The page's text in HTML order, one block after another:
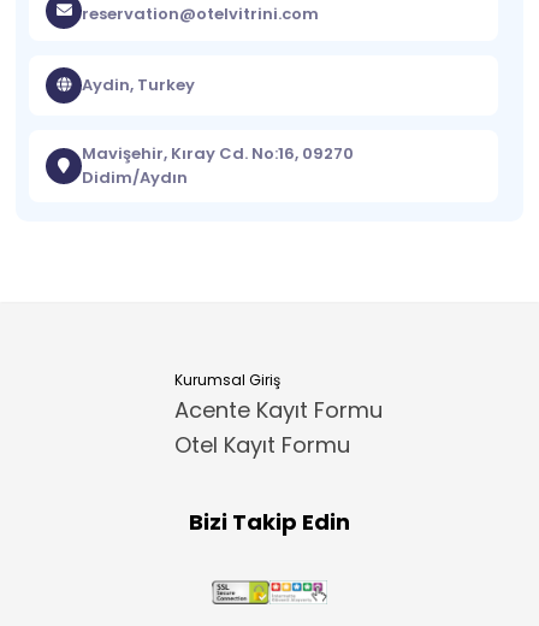
reservation@otelvitrini.com
Aydin, Turkey
Mavişehir, Kıray Cd. No:16, 09270
Didim/Aydın
Kurumsal Giriş
Acente Kayıt Formu
Otel Kayıt Formu
Bizi Takip Edin